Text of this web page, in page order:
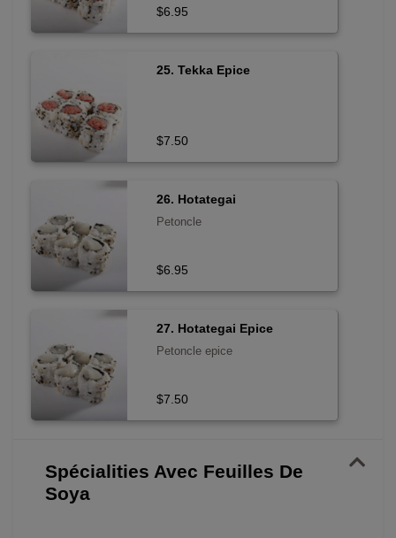
$6.95
25. Tekka Epice
$7.50
26. Hotategai
Petoncle
$6.95
27. Hotategai Epice
Petoncle epice
$7.50
Spécialities Avec Feuilles De
Soya